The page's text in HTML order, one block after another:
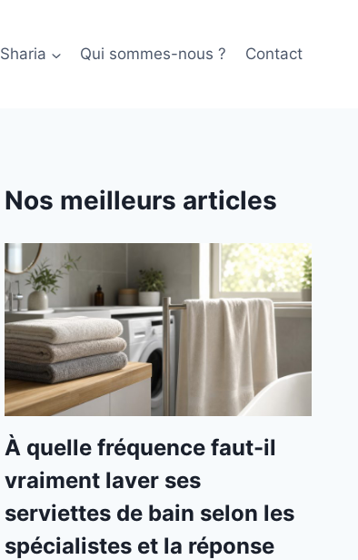
Sharia Qui sommes-nous ? Contact
Nos meilleurs articles
À quelle fréquence faut-il
vraiment laver ses
serviettes de bain selon les
spécialistes et la réponse